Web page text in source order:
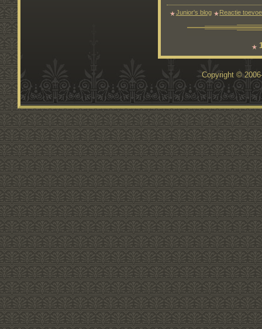
Junior's blog Reactie
Copyright ©